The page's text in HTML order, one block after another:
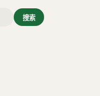
搜索
孝经正文